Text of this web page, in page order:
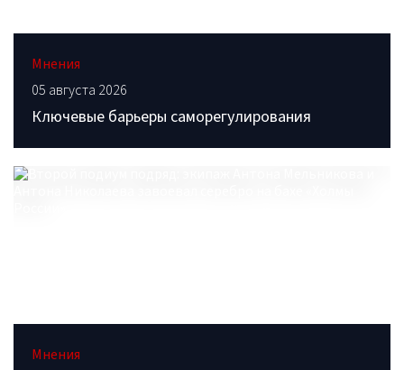
Мнения
05 августа 2026
Ключевые барьеры саморегулирования
Мнения